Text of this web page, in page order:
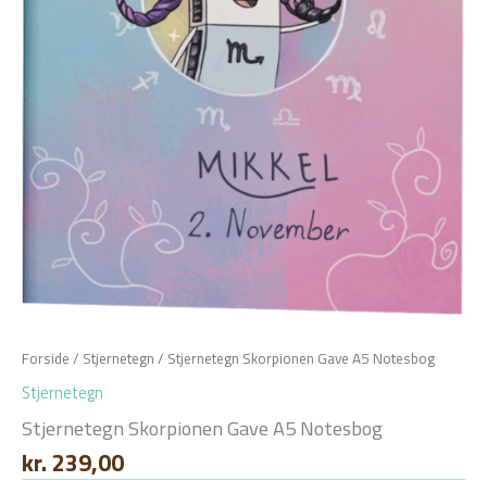
Forside / Stjernetegn / Stjernetegn Skorpionen Gave A5 Notesbog
Stjernetegn
Stjernetegn Skorpionen Gave A5 Notesbog
kr. 239,00